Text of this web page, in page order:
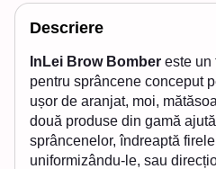
Descriere
InLei Brow Bomber este un
pentru sprâncene conceput
ușor de aranjat, moi,
două produse din gamă
sprâncenelor, îndreaptă
uniformizându-le, sau